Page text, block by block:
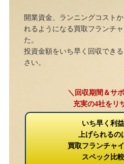
開業資金、ランニングコスト
れるようになる買取フランチ
た。
投資金額をいち早く回収でき
さい。
＼回収期間＆サ
充実の4社をリ
いち早く利
上げられるの
買取フランチャ
スペック比